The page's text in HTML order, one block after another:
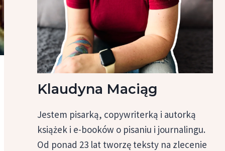
Klaudyna Maciąg
Jestem pisarką, copywriterką i autorką
książek i e-booków o pisaniu i journalingu.
Od ponad 23 lat tworzę teksty na zlecenie